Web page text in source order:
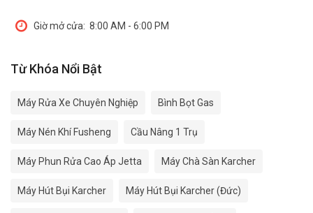
Giờ mở cửa: 8:00 AM - 6:00 PM
Từ Khóa Nổi Bật
Máy Rửa Xe Chuyên Nghiệp Bình Bọt Gas
Máy Nén Khí Fusheng Cầu Nâng 1 Trụ
Máy Phun Rửa Cao Áp Jetta Máy Chà Sàn Karcher
Máy Hút Bụi Karcher Máy Hút Bụi Karcher (Đức)